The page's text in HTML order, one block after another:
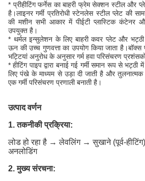
* प्रीहीटिंग फर्नेस का बाहरी फ्रेम सेक्शन स्टील और प्लेट
है।लाइनर गर्मी प्रतिरोधी स्टेनलेस स्टील प्लेट की
की मशीन सभी आकार में पीईटी प्लास्टिक कंटेनर
उपयुक्त है।
* थर्मल इन्सुलेशन के लिए बाहरी कवर प्लेट और
ऊन की उच्च गुणवत्ता का उपयोग किया जाता है।बॉक्स
भट्टियां अनुरोध के अनुसार गर्म हवा परिसंचरण
* हीटिंग पाइप द्वारा बनाई गई गर्मी समान रूप से
लिए पंखे के माध्यम से उड़ा दी जाती है और
एक गर्मी परिसंचरण प्रणाली बनाती है।
उत्पाद वर्णन
1. तकनीकी प्रक्रिया:
लोड हो रहा है → लेवलिंग → सुखाने (पूर्व-
अनलोडिंग
2. मुख्य संरचना: